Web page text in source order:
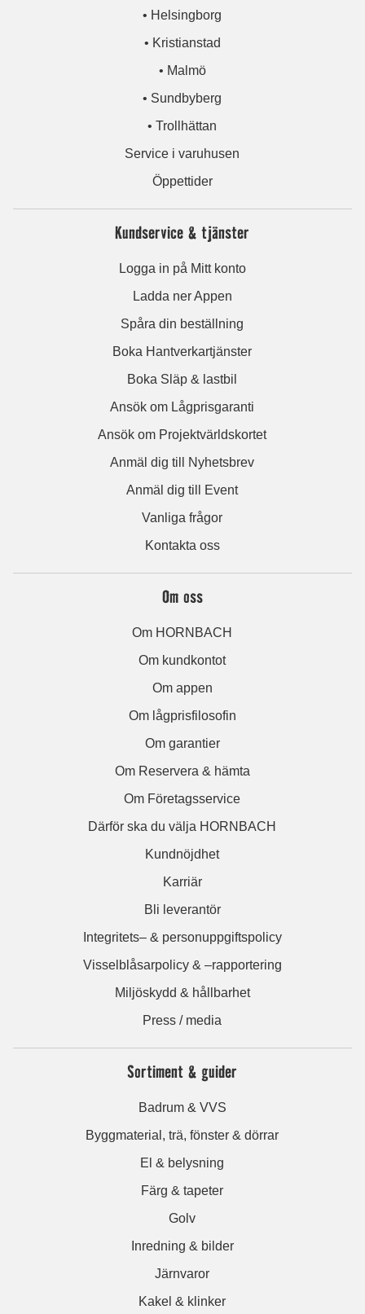
• Helsingborg
• Kristianstad
• Malmö
• Sundbyberg
• Trollhättan
Service i varuhusen
Öppettider
Kundservice & tjänster
Logga in på Mitt konto
Ladda ner Appen
Spåra din beställning
Boka Hantverkartjänster
Boka Släp & lastbil
Ansök om Lågprisgaranti
Ansök om Projektvärldskortet
Anmäl dig till Nyhetsbrev
Anmäl dig till Event
Vanliga frågor
Kontakta oss
Om oss
Om HORNBACH
Om kundkontot
Om appen
Om lågprisfilosofin
Om garantier
Om Reservera & hämta
Om Företagsservice
Därför ska du välja HORNBACH
Kundnöjdhet
Karriär
Bli leverantör
Integritets– & personuppgiftspolicy
Visselblåsarpolicy & –rapportering
Miljöskydd & hållbarhet
Press / media
Sortiment & guider
Badrum & VVS
Byggmaterial, trä, fönster & dörrar
El & belysning
Färg & tapeter
Golv
Inredning & bilder
Järnvaror
Kakel & klinker